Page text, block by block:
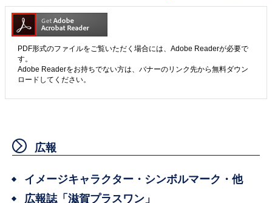
PDF形式のファイルをご覧いただく場合には、Adobe Readerが必要で
す。
Adobe Readerをお持ちでない方は、バナーのリンク先から無料ダウン
ロードしてください。
広報
イメージキャラクター・シンボルマーク・他
広報誌「滋賀プラスワン」